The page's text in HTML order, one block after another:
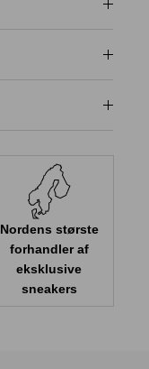
Nordens største
forhandler af
eksklusive
sneakers